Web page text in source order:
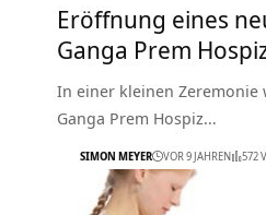
Eröffnung eines
Ganga Prem
In einer kleinen Zeremonie
Ganga Prem Hospiz…
SIMON MEYER VOR 9 JAHREN 572